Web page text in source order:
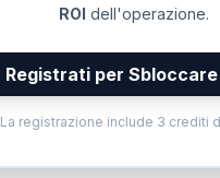
ROI dell'operazione.
Registrati per
La registrazione include 3 crediti